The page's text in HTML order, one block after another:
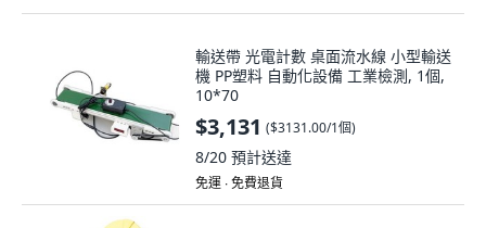
輸送帶 光電計數 桌面流水線 小型輸送
機 PP塑料 自動化設備 工業檢測, 1個,
10*70
$3,131 ($3131.00/1個)
8/20 預計送達
免運 ∙ 免費退貨